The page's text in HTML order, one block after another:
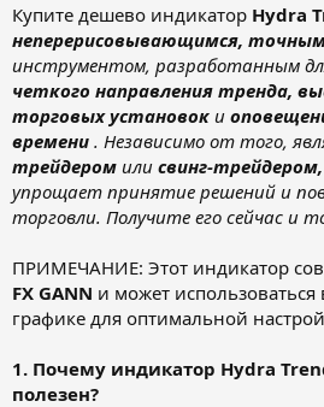
Купите дешево индикатор Hydra
неперерисовывающимся,
инструментом, разработанным
четкого направления тренда,
торговых установок и
времени . Независимо от того,
трейдером или свинг-трейдером,
упрощает принятие решений и
торговли. Получите его сейчас и
ПРИМЕЧАНИЕ: Этот индикатор
FX GANN и может
графике для оптимальной
1. Почему индикатор Hydra
полезен?